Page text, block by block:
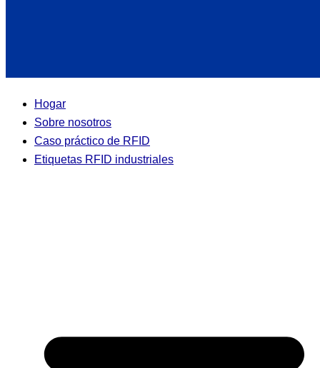
Hogar
Sobre nosotros
Caso práctico de RFID
Etiquetas RFID industriales